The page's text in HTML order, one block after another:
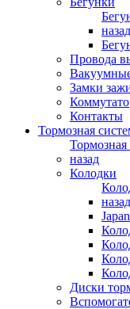
назад
Провода
Замки
Контакты
Тормозная
Тормозная
назад
Колодки
назад
Диски